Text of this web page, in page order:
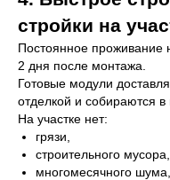
стройки на
Постоянное проживание
2 дня после монтажа.
Готовые модули
отделкой и собираются
На участке нет:
грязи,
строительного мусора,
многомесячного шума,